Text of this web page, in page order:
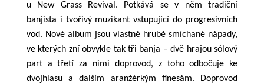
u New Grass Revival. Potkává se v něm tradiční
banjista i tvořivý muzikant vstupující do progresivních
vod. Nové album jsou vlastně hrubě smíchané nápady,
ve kterých zní obvykle tak tři banja – dvě hrajou sólový
part a třetí za nimi doprovod, z toho odbočuje ke
dvojhlasu a dalším aranžérkým finesám. Doprovod